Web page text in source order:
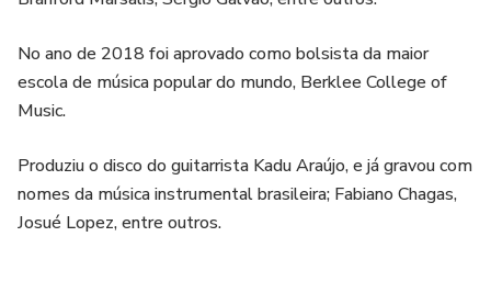
No ano de 2018 foi aprovado como bolsista da maior
escola de música popular do mundo, Berklee College of
Music.
Produziu o disco do guitarrista Kadu Araújo, e já gravou com
nomes da música instrumental brasileira; Fabiano Chagas,
Josué Lopez, entre outros.